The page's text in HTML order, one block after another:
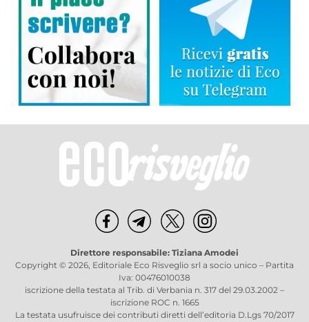
Direttore responsabile: Tiziana Amodei
Copyright © 2026, Editoriale Eco Risveglio srl a socio unico – Partita
Iva: 00476010038
iscrizione della testata al Trib. di Verbania n. 317 del 29.03.2002 –
iscrizione ROC n. 1665
La testata usufruisce dei contributi diretti dell’editoria D.Lgs 70/2017